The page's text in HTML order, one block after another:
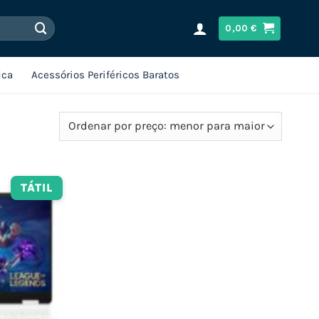
0,00€
Acessórios Periféricos Baratos
TÁTIL